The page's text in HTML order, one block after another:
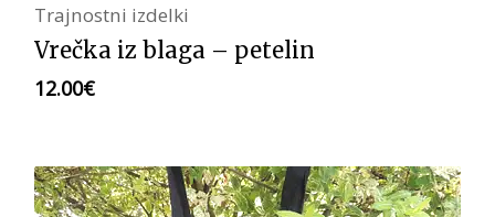
Trajnostni izdelki
Vrečka iz blaga – petelin
12.00€